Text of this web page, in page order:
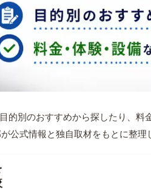
的別のおすすめから探したり、
公式情報と独自取材をもとに整理